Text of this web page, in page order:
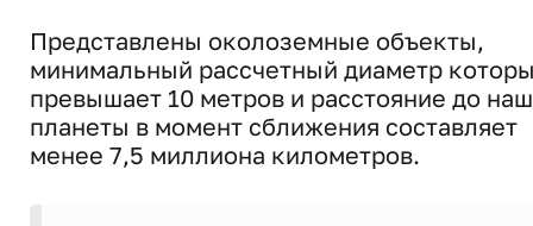
Представлены околоземные объекты,
минимальный рассчетный диаметр
превышает 10 метров и расстояние до
планеты в момент сближения составляет
менее 7,5 миллиона километров.